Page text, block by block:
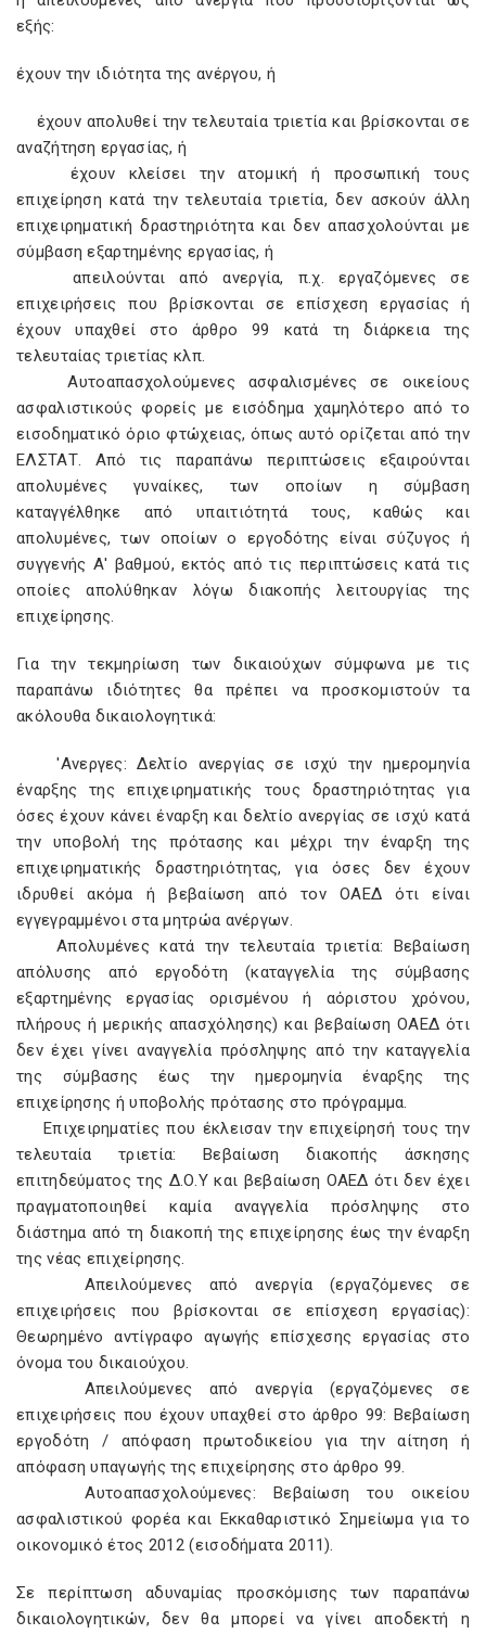
εξής:
έχουν την ιδιότητα της ανέργου, ή
έχουν απολυθεί την τελευταία τριετία και βρίσκονται σε
αναζήτηση εργασίας, ή
έχουν κλείσει την ατοµική ή προσωπική τους
επιχείρηση κατά την τελευταία τριετία, δεν ασκούν άλλη
επιχειρηµατική δραστηριότητα και δεν απασχολούνται µε
σύµβαση εξαρτηµένης εργασίας, ή
απειλούνται από ανεργία, π.χ. εργαζόµενες σε
επιχειρήσεις που βρίσκονται σε επίσχεση εργασίας ή
έχουν υπαχθεί στο άρθρο 99 κατά τη διάρκεια της
τελευταίας τριετίας κλπ.
Αυτοαπασχολούµενες ασφαλισµένες σε οικείους
ασφαλιστικούς φορείς µε εισόδηµα χαµηλότερο από το
εισοδηµατικό όριο φτώχειας, όπως αυτό ορίζεται από την
ΕΛΣΤΑΤ. Από τις παραπάνω περιπτώσεις εξαιρούνται
απολυµένες γυναίκες, των οποίων η σύµβαση
καταγγέλθηκε από υπαιτιότητά τους, καθώς και
απολυµένες, των οποίων ο εργοδότης είναι σύζυγος ή
συγγενής Α' βαθµού, εκτός από τις περιπτώσεις κατά τις
οποίες απολύθηκαν λόγω διακοπής λειτουργίας της
επιχείρησης.
Για την τεκµηρίωση των δικαιούχων σύµφωνα µε τις
παραπάνω ιδιότητες θα πρέπει να προσκοµιστούν τα
ακόλουθα δικαιολογητικά:
'Ανεργες: ∆ελτίο ανεργίας σε ισχύ την ηµεροµηνία
έναρξης της επιχειρηµατικής τους δραστηριότητας για
όσες έχουν κάνει έναρξη και δελτίο ανεργίας σε ισχύ κατά
την υποβολή της πρότασης και µέχρι την έναρξη της
επιχειρηµατικής δραστηριότητας, για όσες δεν έχουν
ιδρυθεί ακόµα ή βεβαίωση από τον ΟΑΕ∆ ότι είναι
εγγεγραµµένοι στα µητρώα ανέργων.
Απολυµένες κατά την τελευταία τριετία: Βεβαίωση
απόλυσης από εργοδότη (καταγγελία της σύµβασης
εξαρτηµένης εργασίας ορισµένου ή αόριστου χρόνου,
πλήρους ή µερικής απασχόλησης) και βεβαίωση ΟΑΕ∆ ότι
δεν έχει γίνει αναγγελία πρόσληψης από την καταγγελία
της σύµβασης έως την ηµεροµηνία έναρξης της
επιχείρησης ή υποβολής πρότασης στο πρόγραµµα.
Επιχειρηµατίες που έκλεισαν την επιχείρησή τους την
τελευταία τριετία: Βεβαίωση διακοπής άσκησης
επιτηδεύµατος της ∆.Ο.Υ και βεβαίωση ΟΑΕ∆ ότι δεν έχει
πραγµατοποιηθεί καµία αναγγελία πρόσληψης στο
διάστηµα από τη διακοπή της επιχείρησης έως την έναρξη
της νέας επιχείρησης.
Απειλούµενες από ανεργία (εργαζόµενες σε
επιχειρήσεις που βρίσκονται σε επίσχεση εργασίας):
Θεωρηµένο αντίγραφο αγωγής επίσχεσης εργασίας στο
όνοµα του δικαιούχου.
Απειλούµενες από ανεργία (εργαζόµενες σε
επιχειρήσεις που έχουν υπαχθεί στο άρθρο 99: Βεβαίωση
εργοδότη / απόφαση πρωτοδικείου για την αίτηση ή
απόφαση υπαγωγής της επιχείρησης στο άρθρο 99.
Αυτοαπασχολούµενες: Βεβαίωση του οικείου
ασφαλιστικού φορέα και Εκκαθαριστικό Σηµείωµα για το
οικονοµικό έτος 2012 (εισοδήµατα 2011).
Σε περίπτωση αδυναµίας προσκόµισης των παραπάνω
δικαιολογητικών, δεν θα µπορεί να γίνει αποδεκτή η